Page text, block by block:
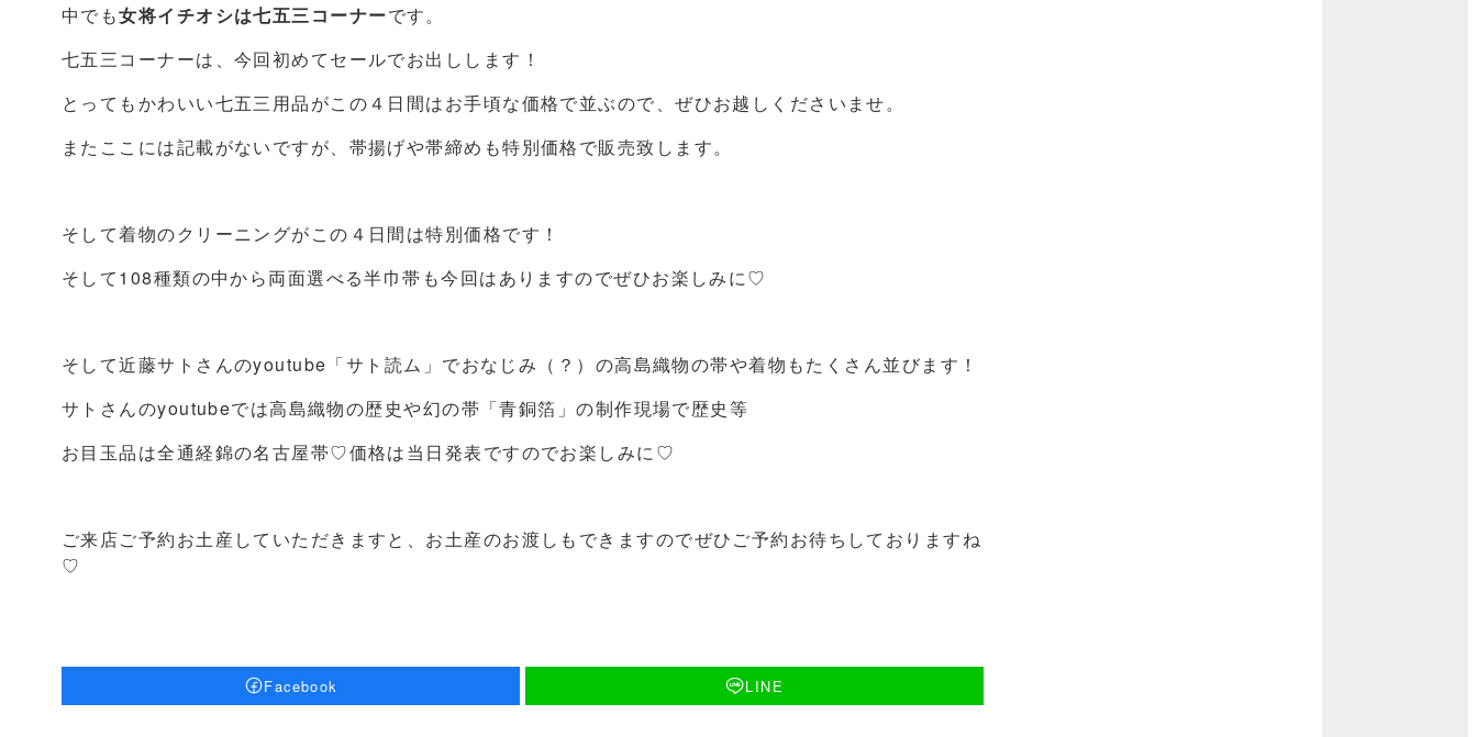
中でも女将イチオシは七五三コーナーです。
七五三コーナーは、今回初めてセールでお出しします！
とってもかわいい七五三用品がこの４日間はお手頃な価格で並ぶので、ぜひお越しくださいませ。
またここには記載がないですが、帯揚げや帯締めも特別価格で販売致します。
そして着物のクリーニングがこの４日間は特別価格です！
そして108種類の中から両面選べる半巾帯も今回はありますのでぜひお楽しみに♡
そして近藤サトさんのyoutube「サト読ム」でおなじみ（？）の高島織物の帯や着物もたくさん並びます！
サトさんのyoutubeでは高島織物の歴史や幻の帯「青銅箔」の制作現場で歴史等
お目玉品は全通経錦の名古屋帯♡価格は当日発表ですのでお楽しみに♡
ご来店ご予約お土産していただきますと、お土産のお渡しもできますのでぜひご予約お待ちしておりますね
♡
Facebook LINE